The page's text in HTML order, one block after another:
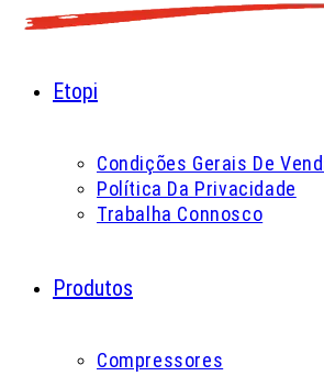
Etopi
Condições Gerais De
Política Da Privacidade
Trabalha Connosco
Produtos
Compressores